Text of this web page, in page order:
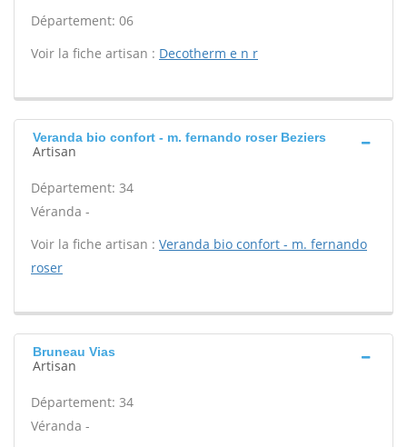
Département: 06
Voir la fiche artisan : Decotherm e n r
Veranda bio confort - m. fernando roser Beziers
Artisan
Département: 34
Véranda -
Voir la fiche artisan : Veranda bio confort - m. fernando
roser
Bruneau Vias
Artisan
Département: 34
Véranda -